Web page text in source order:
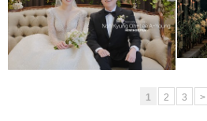
더빈 웨딩컨벤션
그랜드볼륨 (대표촬영)
1 2 3 >